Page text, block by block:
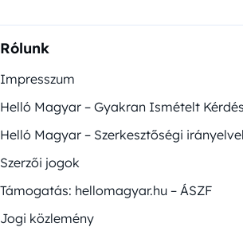
Rólunk
Impresszum
Helló Magyar – Gyakran Ismételt
Helló Magyar – Szerkesztőségi
Szerzői jogok
Támogatás: hellomagyar.hu – ÁSZF
Jogi közlemény